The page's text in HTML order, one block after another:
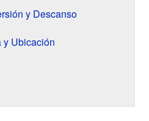
y Descanso
y Ubicación